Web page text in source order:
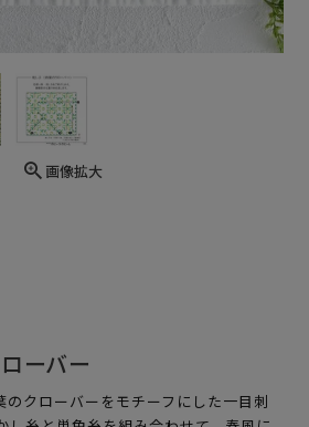
画像拡大
ーバー
のクローバーをモチーフにした一目刺